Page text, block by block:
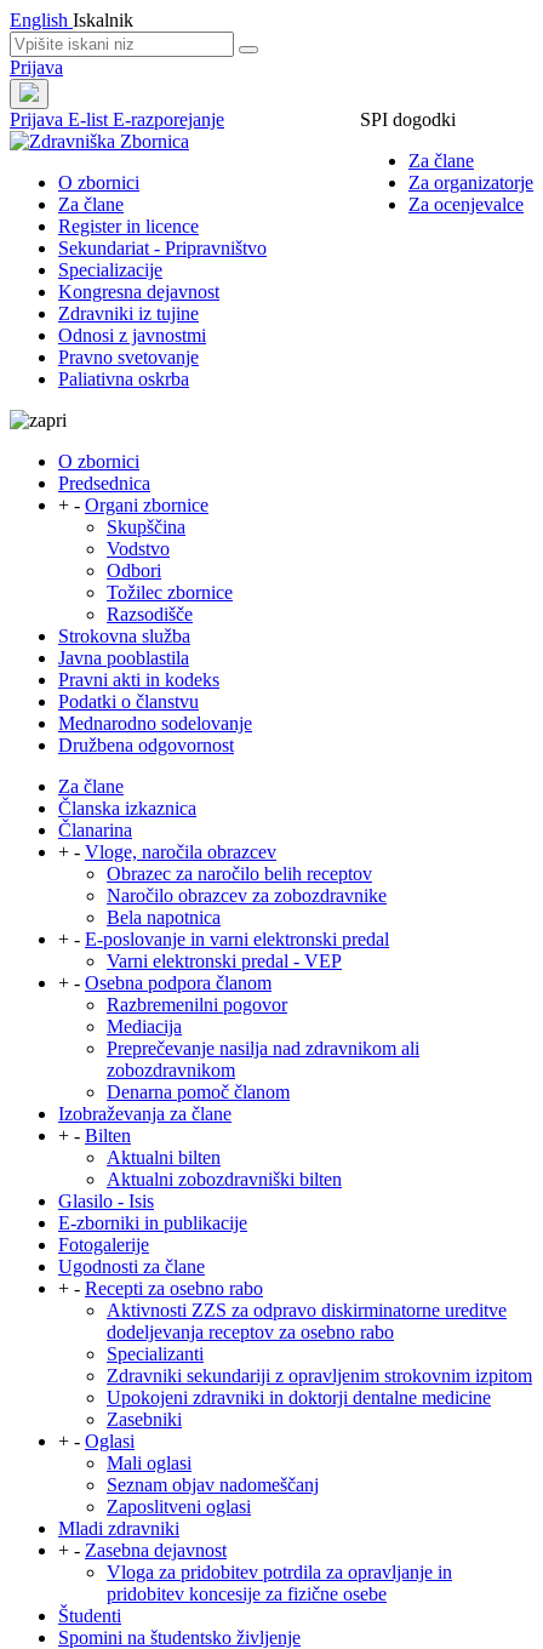
English Iskalnik
Prijava
Prijava
SPI dogodki
Za člane
Za organizatorje
Za ocenjevalce
E-list E-razporejanje
O zbornici
Za člane
Register in licence
Sekundariat - Pripravništvo
Specializacije
Kongresna dejavnost
Zdravniki iz tujine
Odnosi z javnostmi
Pravno svetovanje
Paliativna oskrba
O zbornici
Predsednica
+ - Organi zbornice
Skupščina
Vodstvo
Odbori
Tožilec zbornice
Razsodišče
Strokovna služba
Javna pooblastila
Pravni akti in kodeks
Podatki o članstvu
Mednarodno sodelovanje
Družbena odgovornost
Za člane
Članska izkaznica
Članarina
+ - Vloge, naročila obrazcev
Obrazec za naročilo belih receptov
Naročilo obrazcev za zobozdravnike
Bela napotnica
+ - E-poslovanje in varni elektronski predal
Varni elektronski predal - VEP
+ - Osebna podpora članom
Razbremenilni pogovor
Mediacija
Preprečevanje nasilja nad zdravnikom ali
zobozdravnikom
Denarna pomoč članom
Izobraževanja za člane
+ - Bilten
Aktualni bilten
Aktualni zobozdravniški bilten
Glasilo - Isis
E-zborniki in publikacije
Fotogalerije
Ugodnosti za člane
+ - Recepti za osebno rabo
Aktivnosti ZZS za odpravo diskirminatorne ureditve
dodeljevanja receptov za osebno rabo
Specializanti
Zdravniki sekundariji z opravljenim strokovnim izpitom
Upokojeni zdravniki in doktorji dentalne medicine
Zasebniki
+ - Oglasi
Mali oglasi
Seznam objav nadomeščanj
Zaposlitveni oglasi
Mladi zdravniki
+ - Zasebna dejavnost
Vloga za pridobitev potrdila za opravljanje in
pridobitev koncesije za fizične osebe
Študenti
Spomini na študentsko življenje